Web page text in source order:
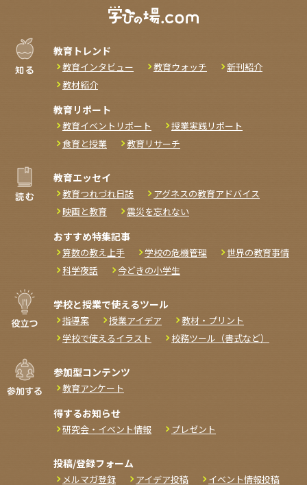
教育トレンド
教育インタビュー 教育ウォッチ
新刊紹介
教材紹介
教育リポート
教育イベントリポート
授業実践リポート
食育と授業
教育リサーチ
教育エッセイ
教育つれづれ日誌
アグネスの教育アドバイス
映画と教育
震災を忘れない
おすすめ特集記事
算数の教え上手 学校の危機管理
世界の教育事情
科学夜話
今どきの小学生
学校と授業で使えるツール
指導案 授業アイデア
教材・プリント
学校で使えるイラスト
校務ツール（書式など）
参加型コンテンツ
教育アンケート
得するお知らせ
研究会・イベント情報 プレゼント
投稿/登録フォーム
メルマガ登録 アイデア投稿 イベント情報投稿